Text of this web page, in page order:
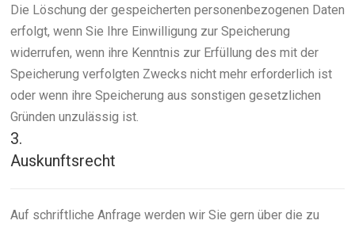
Die Löschung der gespeicherten personenbezogenen Daten
erfolgt, wenn Sie Ihre Einwilligung zur Speicherung
widerrufen, wenn ihre Kenntnis zur Erfüllung des mit der
Speicherung verfolgten Zwecks nicht mehr erforderlich ist
oder wenn ihre Speicherung aus sonstigen gesetzlichen
Gründen unzulässig ist.
3.
Auskunftsrecht
Auf schriftliche Anfrage werden wir Sie gern über die zu